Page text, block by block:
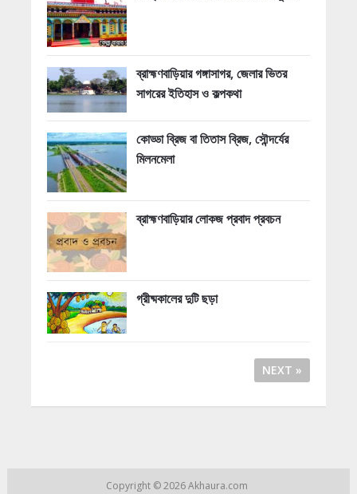
ব্রাহ্মণবাড়িয়ার গঙ্গাসাগর, জেলার ভিতর
সাগরের ইতিহাস ও কল্পকথা
কোড্ডা ব্রিজ বা তিতাস ব্রিজ, সৌন্দর্যের
মিলনমেলা
ব্রাহ্মণবাড়িয়ার লোকজ প্রবাদ প্রবচন
গ্রীষ্মকালের দুটি ছড়া
NEXT »
Copyright © 2026Akhaura.com